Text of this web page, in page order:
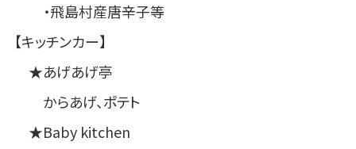
・飛島村産唐辛子等
【キッチンカー】
★あげあげ亭
からあげ、ポテト
★Baby kitchen